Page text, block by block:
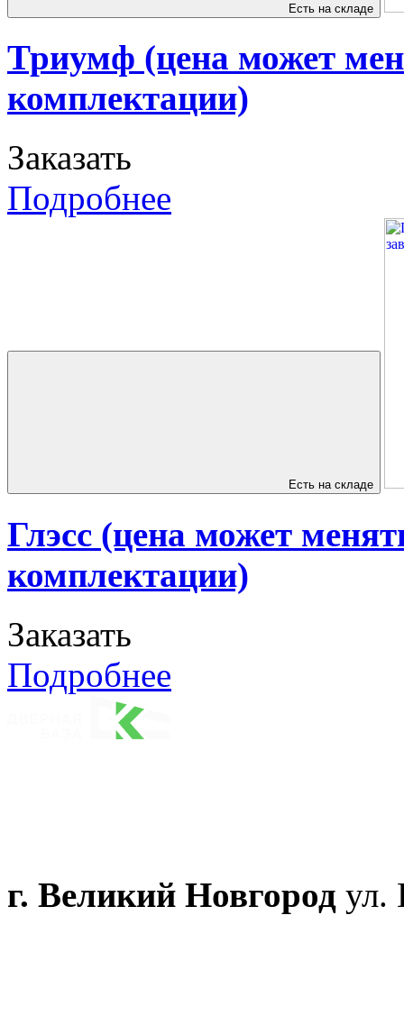
Есть на складе
Триумф (цена может
комплектации)
Заказать
Подробнее
Есть на складе
Глэсс (цена может
комплектации)
Заказать
Подробнее
г. Великий Новгород ул.